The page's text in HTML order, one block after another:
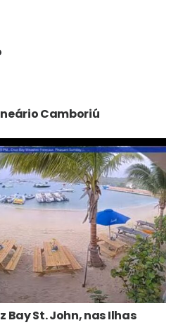
Camboriú
Bay St. John, nas Ilhas